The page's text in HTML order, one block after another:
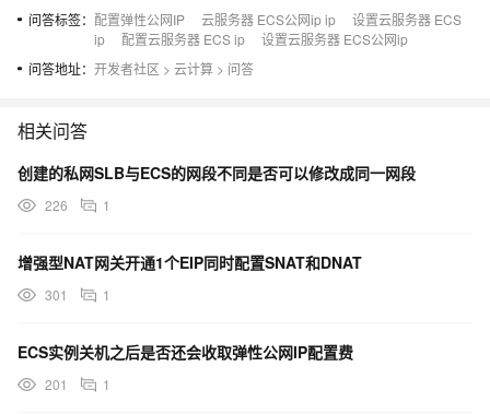
问答标签： 配置弹性公网IP 云服务器 ECS公网ip ip
设置云服务器 ECS
ip
配置云服务器 ECS ip
设置云服务器 ECS公网ip
问答地址： 开发者社区 > 云计算 > 问答
相关问答
创建的私网SLB与ECS的网段不同是否可以修改成同一网段
226 1
增强型NAT网关开通1个EIP同时配置SNAT和DNAT
301 1
ECS实例关机之后是否还会收取弹性公网IP配置费
201 1